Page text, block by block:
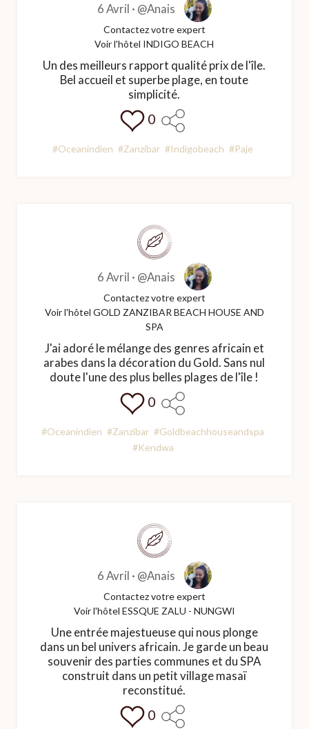
6 Avril · @Anais
Contactez votre expert
Voir l'hôtel INDIGO BEACH
Un des meilleurs rapport qualité prix de l'île.
Bel accueil et superbe plage, en toute
simplicité.
0
#Oceanindien #Zanzibar #Indigobeach #Paje
6 Avril · @Anais
Contactez votre expert
Voir l'hôtel GOLD ZANZIBAR BEACH HOUSE AND
SPA
J'ai adoré le mélange des genres africain et
arabes dans la décoration du Gold. Sans nul
doute l'une des plus belles plages de l'île !
0
#Oceanindien #Zanzibar #Goldbeachhouseandspa
#Kendwa
6 Avril · @Anais
Contactez votre expert
Voir l'hôtel ESSQUE ZALU - NUNGWI
Une entrée majestueuse qui nous plonge
dans un bel univers africain. Je garde un beau
souvenir des parties communes et du SPA
construit dans un petit village masaï
reconstitué.
0